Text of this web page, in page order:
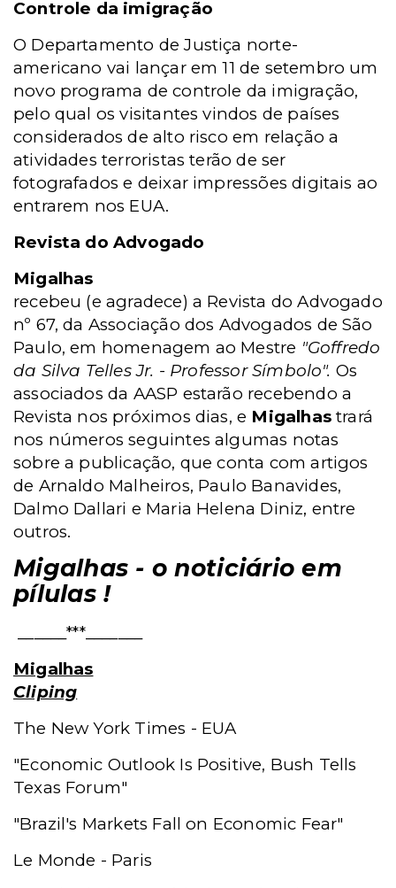
Controle da imigração
O Departamento de Justiça norte-
americano vai lançar em 11 de setembro um
novo programa de controle da imigração,
pelo qual os visitantes vindos de países
considerados de alto risco em relação a
atividades terroristas terão de ser
fotografados e deixar impressões digitais ao
entrarem nos EUA.
Revista do Advogado
Migalhas
recebeu (e agradece) a Revista do Advogado
nº 67, da Associação dos Advogados de São
Paulo, em homenagem ao Mestre "Goffredo
da Silva Telles Jr. - Professor Símbolo". Os
associados da AASP estarão recebendo a
Revista nos próximos dias, e Migalhastrará
nos números seguintes algumas notas
sobre a publicação, que conta com artigos
de Arnaldo Malheiros, Paulo Banavides,
Dalmo Dallari e Maria Helena Diniz, entre
outros.
Migalhas - o noticiário em
pílulas !
______***_______
Migalhas
Cliping
The New York Times - EUA
"Economic Outlook Is Positive, Bush Tells
Texas Forum"
"Brazil's Markets Fall on Economic Fear"
Le Monde - Paris